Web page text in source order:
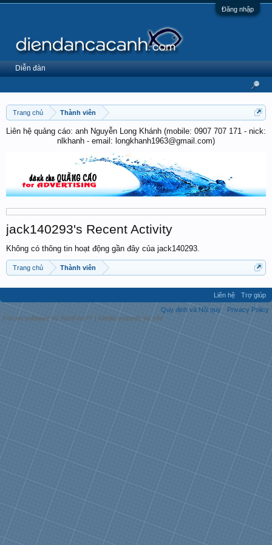
Đăng nhập
Trang chủ Thành viên
Liên hệ quảng cáo: anh Nguyễn Long Khánh (mobile: 0907 707 171 - nick:
nlkhanh - email: longkhanh1963@gmail.com)
jack140293's Recent Activity
Không có thông tin hoạt động gần đây của jack140293.
Trang chủ Thành viên
Diễn đàn
Liên hệ
Trợ giúp
Quy định và Nội quy
Privacy Policy
Forum software by XenForo™ | Media embeds by s9e